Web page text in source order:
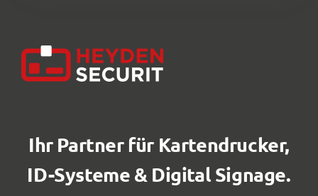
Ihr Partner für Kartendrucker,
ID-Systeme & Digital Signage.